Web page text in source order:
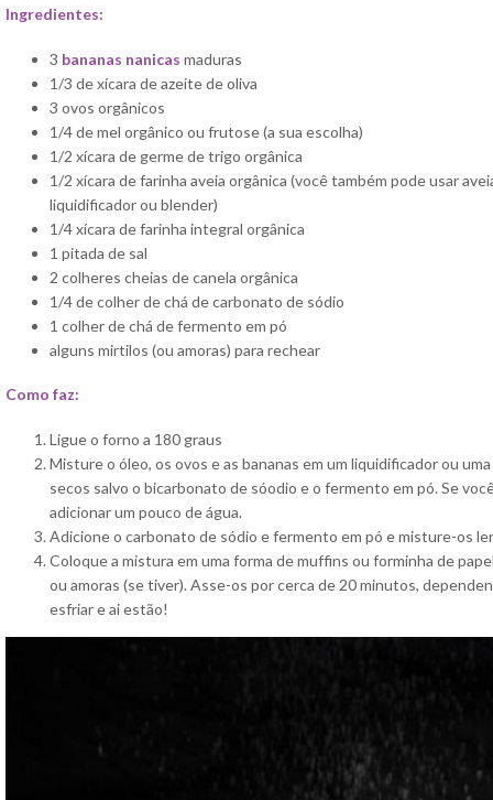
Ingredientes:
3 bananas nanicas maduras
1/3 de xícara de azeite de oliva
3 ovos orgânicos
1/4 de mel orgânico ou frutose (a sua escolha)
1/2 xícara de germe de trigo orgânica
1/2 xícara de farinha aveia orgânica (você também pode usar
liquidificador ou blender)
1/4 xícara de farinha integral orgânica
1 pitada de sal
2 colheres cheias de canela orgânica
1/4 de colher de chá de carbonato de sódio
1 colher de chá de fermento em pó
alguns mirtilos (ou amoras) para rechear
Como faz:
Ligue o forno a 180 graus
Misture o óleo, os ovos e as bananas em um liquidificador ou
secos salvo o bicarbonato de sóodio e o fermento em pó. Se
adicionar um pouco de água.
Adicione o carbonato de sódio e fermento em pó e misture-os
Coloque a mistura em uma forma de muffins ou forminha de
ou amoras (se tiver). Asse-os por cerca de 20 minutos,
esfriar e ai estão!